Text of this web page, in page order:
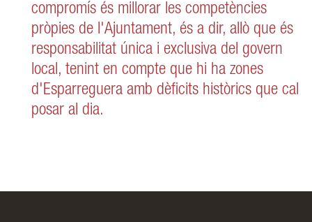
compromís és millorar les competències
pròpies de l'Ajuntament, és a dir, allò que és
responsabilitat única i exclusiva del govern
local, tenint en compte que hi ha zones
d'Esparreguera amb dèficits històrics que cal
posar al dia.